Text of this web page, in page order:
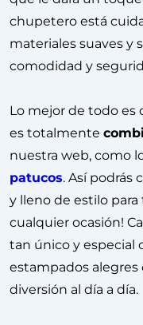
chupetero está
materiales suaves y
comodidad y
Lo mejor de todo
es totalmente
nuestra web, como
patucos. Así podrás
y lleno de estilo para
cualquier ocasión!
tan único y especial
estampados
diversión al día a día.